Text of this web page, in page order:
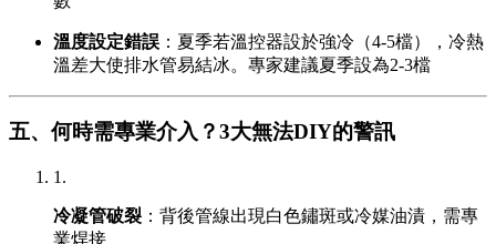
溫度設定錯誤 ：夏季若溫控器設於強冷（4-5檔），冷熱
溫差大使排水管易結冰。專家建議夏季設為2-3檔
五、何時需專業介入？3大無法DIY的警訊
1.
冷凝管破裂 ：背後管線出現白色鏽斑或冷媒油漬，需專
業焊接